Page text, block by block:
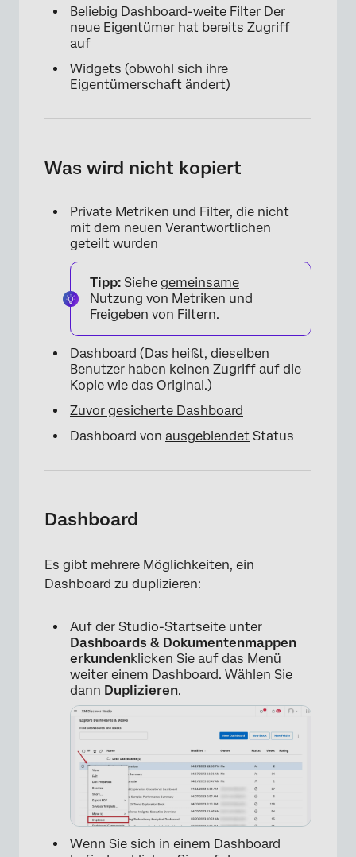
Beliebig Dashboard-weite Filter Der
neue Eigentümer hat bereits Zugriff
auf
Widgets (obwohl sich ihre
Eigentümerschaft ändert)
Was wird nicht kopiert
Private Metriken und Filter, die nicht
mit dem neuen Verantwortlichen
geteilt wurden
Tipp: Siehe gemeinsame
Nutzung von Metriken und
Freigeben von Filtern.
Dashboard (Das heißt, dieselben
Benutzer haben keinen Zugriff auf die
Kopie wie das Original.)
Zuvor gesicherte Dashboard
Dashboard von ausgeblendet Status
Dashboard
Es gibt mehrere Möglichkeiten, ein
Dashboard zu duplizieren:
Auf der Studio-Startseite unter
Dashboards & Dokumentenmappen
erkundenklicken Sie auf das Menü
weiter einem Dashboard. Wählen Sie
dann Duplizieren.
Wenn Sie sich in einem Dashboard